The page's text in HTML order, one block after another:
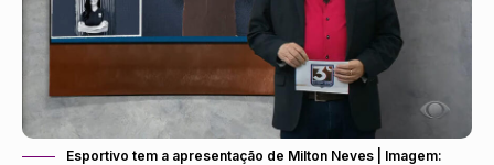
Esportivo tem a apresentação de Milton Neves | Imagem: